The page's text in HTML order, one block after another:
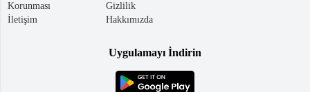
Korunması
İletişim
Gizlilik
Hakkımızda
Uygulamayı İndirin